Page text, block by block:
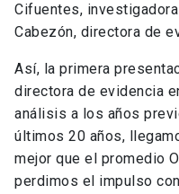
Cifuentes,
Cabezón, directora de
Así, la primera
directora de evidencia
análisis a los años
últimos 20 años,
mejor que el promedio
perdimos el impulso